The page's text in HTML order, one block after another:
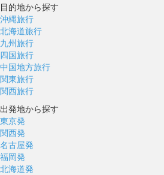
目的地から探す
沖縄旅行
北海道旅行
九州旅行
四国旅行
中国地方旅行
関東旅行
関西旅行
出発地から探す
東京発
関西発
名古屋発
福岡発
北海道発